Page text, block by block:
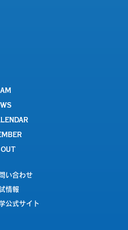
い合わせ
情報
公式サイト